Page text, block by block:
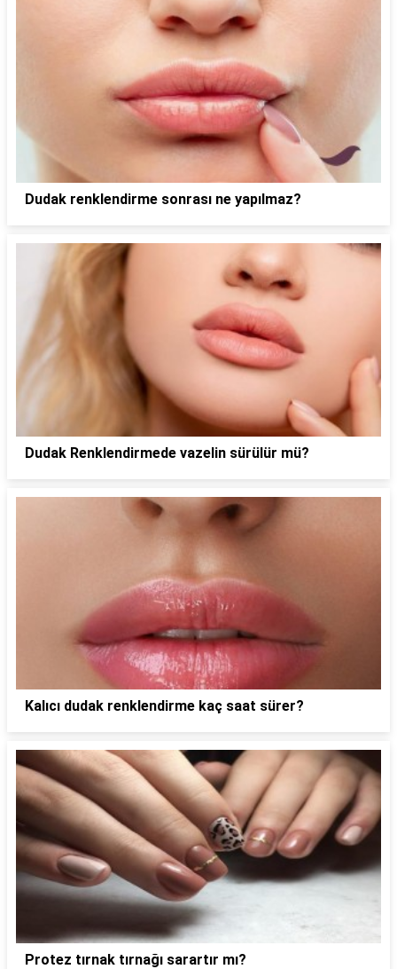
Dudak renklendirme sonrası ne yapılmaz?
Dudak Renklendirmede vazelin sürülür mü?
Kalıcı dudak renklendirme kaç saat sürer?
Protez tırnak tırnağı sarartır mı?